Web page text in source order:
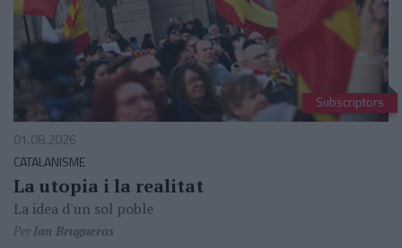
Subscriptors
01.08.2026
CATALANISME
La utopia i la realitat
La idea d'un sol poble
PerJan Brugueras